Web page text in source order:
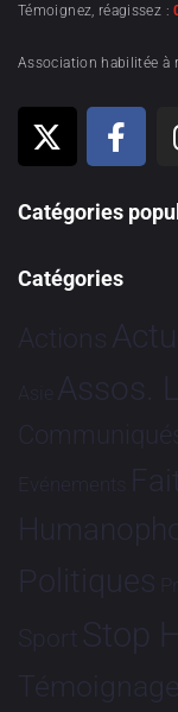
Témoignez, réagissez :
Association habilitée à
Catégories
Catégories
Actions
Asie Assos.
Evénements
Politiques
Sport Stop
Témoignage